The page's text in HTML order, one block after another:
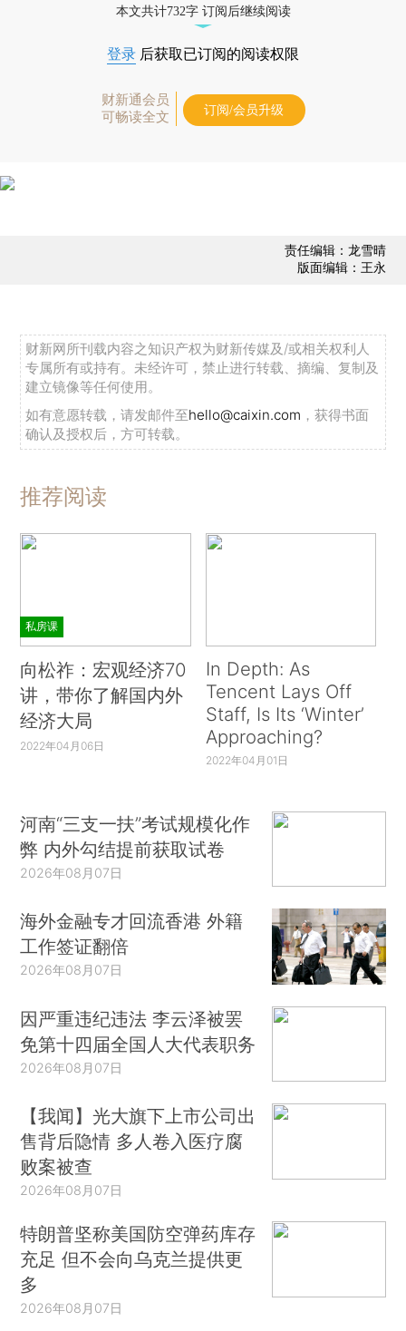
本文共计732字 订阅后继续阅读
登录 后获取已订阅的阅读权限
财新通会员
可畅读全文
订阅/会员升级
责任编辑：龙雪晴
版面编辑：王永
财新网所刊载内容之知识产权为财新传媒及/或相关权利人
专属所有或持有。未经许可，禁止进行转载、摘编、复制及
建立镜像等任何使用。
如有意愿转载，请发邮件至hello@caixin.com ，获得书面
确认及授权后，方可转载。
推荐阅读
私房课
向松祚：宏观经济70
讲，带你了解国内外
经济大局
2022年04月06日
In Depth: As
Tencent Lays Off
Staff, Is Its ‘Winter’
Approaching?
2022年04月01日
河南“三支一扶”考试规模化作
弊 内外勾结提前获取试卷
2026年08月07日
海外金融专才回流香港 外籍
工作签证翻倍
2026年08月07日
因严重违纪违法 李云泽被罢
免第十四届全国人大代表职务
2026年08月07日
【我闻】光大旗下上市公司出
售背后隐情 多人卷入医疗腐
败案被查
2026年08月07日
特朗普坚称美国防空弹药库存
充足 但不会向乌克兰提供更
多
2026年08月07日